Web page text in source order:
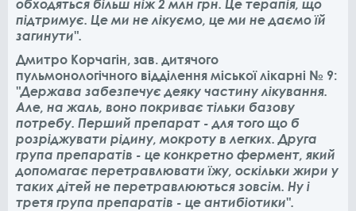
обходяться більш ніж 2 млн грн. Це терапія, що
підтримує. Це ми не лікуємо, це ми не даємо їй
загинути".
Дмитро Корчагін, зав. дитячого
пульмонологічного відділення міської лікарні № 9:
"Держава забезпечує деяку частину лікування.
Але, на жаль, воно покриває тільки базову
потребу. Перший препарат - для того що б
розріджувати рідину, мокроту в легких. Друга
група препаратів - це конкретно фермент, який
допомагає перетравлювати їжу, оскільки жири у
таких дітей не перетравлюються зовсім. Ну і
третя група препаратів - це антибіотики".